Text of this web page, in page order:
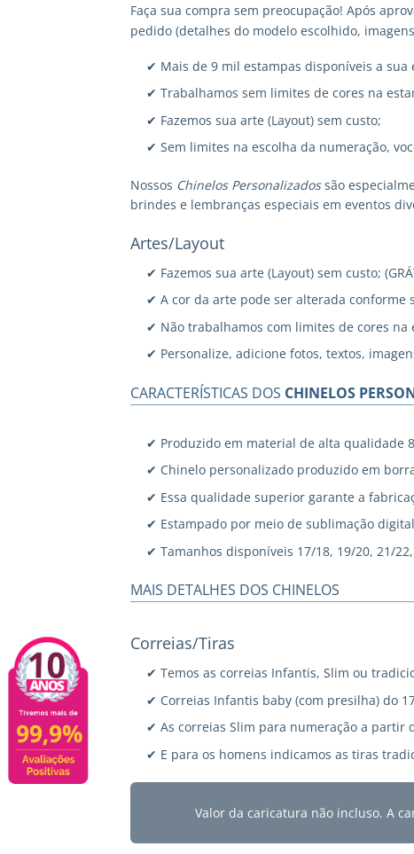
Faça sua compra sem preocupação! Após
pedido (detalhes do modelo escolhido,
✔ Mais de 9 mil estampas disponíveis a sua
✔ Trabalhamos sem limites de cores na
✔ Fazemos sua arte (Layout) sem custo;
✔ Sem limites na escolha da numeração,
Nossos Chinelos Personalizadossão
brindes e lembranças especiais em eventos
Artes/Layout
✔ Fazemos sua arte (Layout) sem custo;
✔ A cor da arte pode ser alterada conforme
✔ Não trabalhamos com limites de cores na
✔ Personalize, adicione fotos, textos,
CARACTERÍSTICAS DOS CHINELOS
✔ Produzido em material de alta qualidade
✔ Chinelo personalizado produzido em
✔ Essa qualidade superior garante a
✔ Estampado por meio de sublimação
✔ Tamanhos disponíveis 17/18, 19/20, 21/
MAIS DETALHES DOS CHINELOS
Correias/Tiras
✔ Temos as correias Infantis, Slim ou
✔ Correias Infantis baby (com presilha) do
✔ As correias Slim para numeração a partir
✔ E para os homens indicamos as tiras
Valor da caricatura não incluso. A